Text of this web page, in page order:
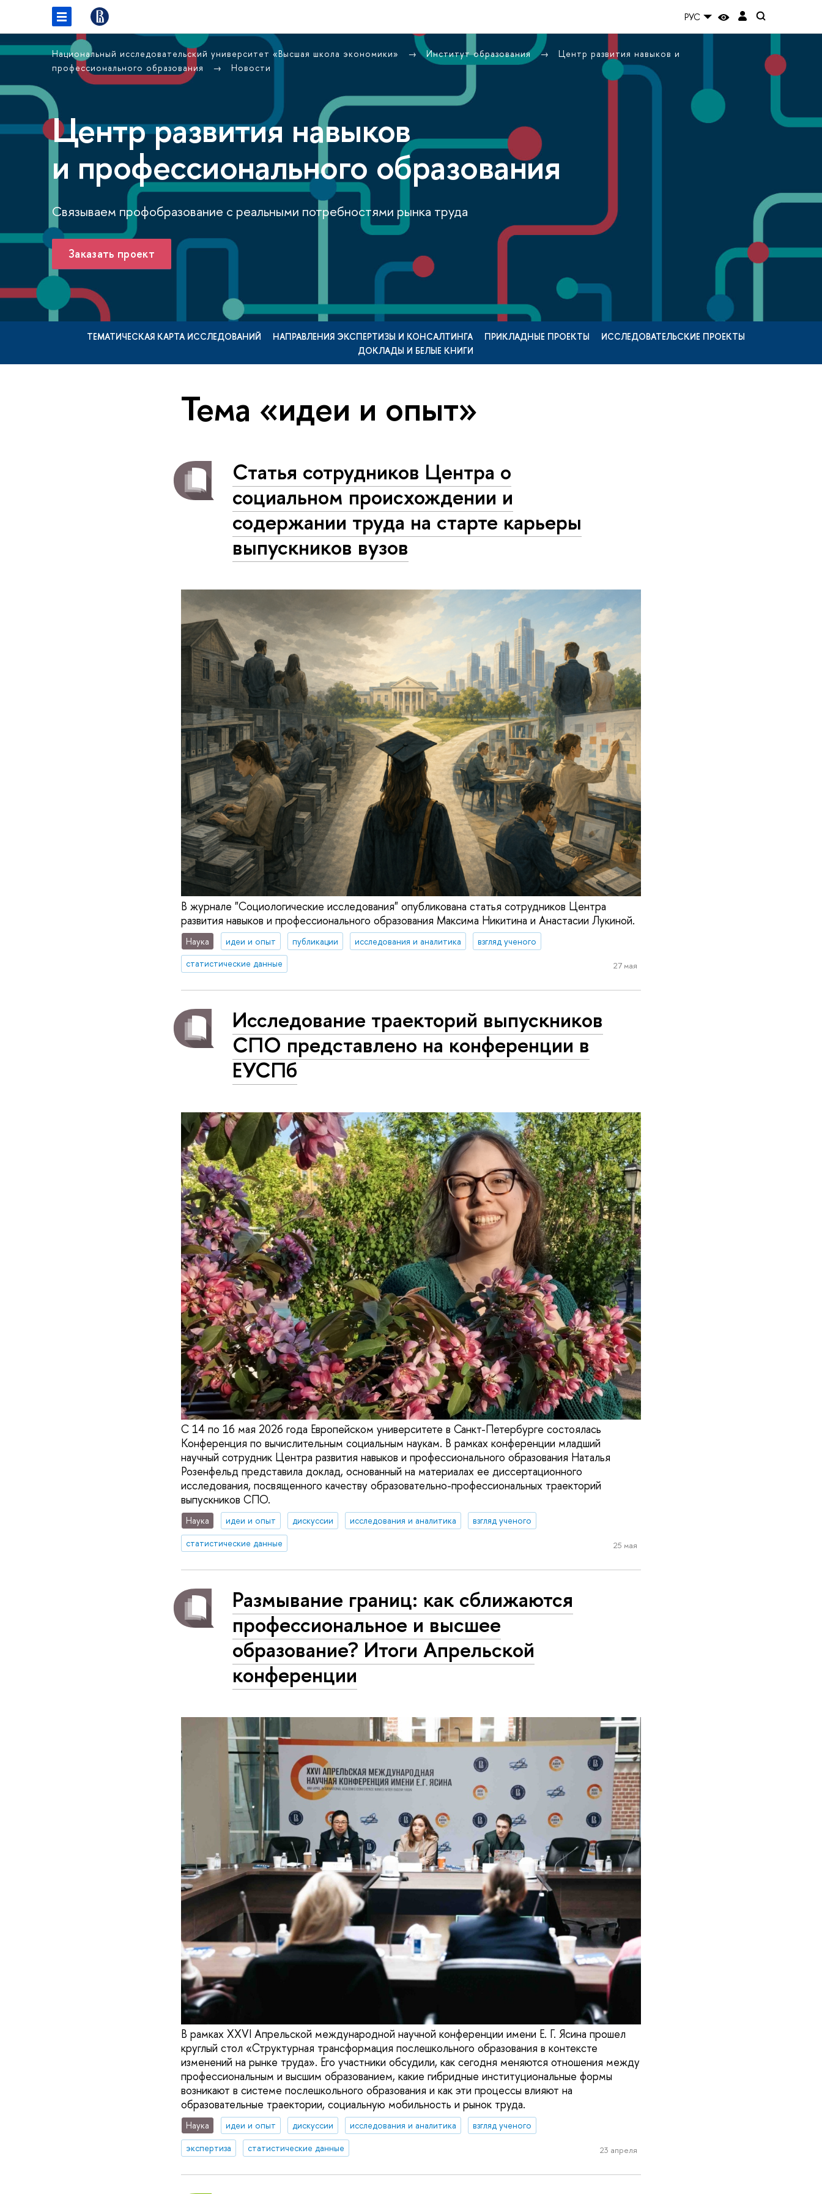
РУС
Национальный исследовательский университет «Высшая школа экономики» Институт образования
Центр развития навыков и
профессионального образования
Новости
Центр развития навыков
и профессионального образования
Связываем профобразование с реальными потребностями рынка труда
Заказать проект
ТЕМАТИЧЕСКАЯ КАРТА ИССЛЕДОВАНИЙ НАПРАВЛЕНИЯ ЭКСПЕРТИЗЫ И КОНСАЛТИНГА ПРИКЛАДНЫЕ ПРОЕКТЫ
ИССЛЕДОВАТЕЛЬСКИЕ ПРОЕКТЫ
ДОКЛАДЫ И БЕЛЫЕ КНИГИ
Тема «идеи и опыт»
Статья сотрудников Центра о
социальном происхождении и
содержании труда на старте карьеры
выпускников вузов
В журнале "Социологические исследования" опубликована статья сотрудников Центра
развития навыков и профессионального образования Максима Никитина и Анастасии Лукиной.
Наука идеи и опыт публикации исследования и аналитика
взгляд ученого
статистические данные
27 мая
Исследование траекторий выпускников
СПО представлено на конференции в
ЕУСПб
С 14 по 16 мая 2026 года Европейском университете в Санкт-Петербурге состоялась
Конференция по вычислительным социальным наукам. В рамках конференции младший
научный сотрудник Центра развития навыков и профессионального образования Наталья
Розенфельд представила доклад, основанный на материалах ее диссертационного
исследования, посвященного качеству образовательно-профессиональных траекторий
выпускников СПО.
Наука идеи и опыт дискуссии исследования и аналитика
взгляд ученого
статистические данные
25 мая
Размывание границ: как сближаются
профессиональное и высшее
образование? Итоги Апрельской
конференции
В рамках XXVI Апрельской международной научной конференции имени Е. Г. Ясина прошел
круглый стол «Структурная трансформация послешкольного образования в контексте
изменений на рынке труда». Его участники обсудили, как сегодня меняются отношения между
профессиональным и высшим образованием, какие гибридные институциональные формы
возникают в системе послешкольного образования и как эти процессы влияют на
образовательные траектории, социальную мобильность и рынок труда.
Наука идеи и опыт дискуссии исследования и аналитика
взгляд ученого
экспертиза
статистические данные 23 апреля